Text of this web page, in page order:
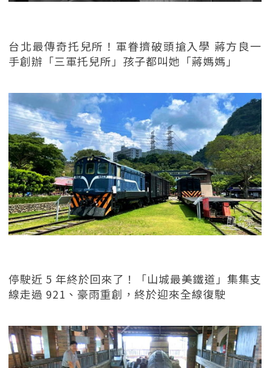
台北最傳奇托兒所！軍眷擠破頭搶入學 蔣方良一
手創辦「三軍托兒所」孩子都叫她「蔣媽媽」
停駛近 5 年終於回來了！「山城最美鐵道」集集支
線走過 921、豪雨重創，終於迎來全線復駛